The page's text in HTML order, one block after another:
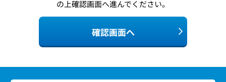
の上確認画面へ進んでください。
確認画面へ